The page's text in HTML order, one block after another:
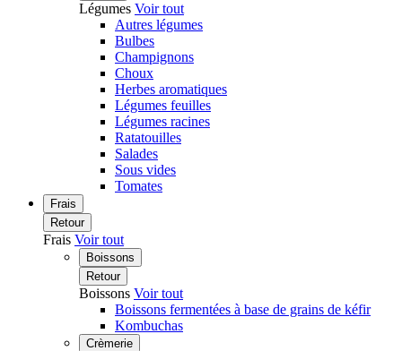
Légumes Voir tout
Autres légumes
Bulbes
Champignons
Choux
Herbes aromatiques
Légumes feuilles
Légumes racines
Ratatouilles
Salades
Sous vides
Tomates
Frais
Retour
Frais Voir tout
Boissons
Retour
Boissons Voir tout
Boissons fermentées à base de grains de kéfir
Kombuchas
Crèmerie